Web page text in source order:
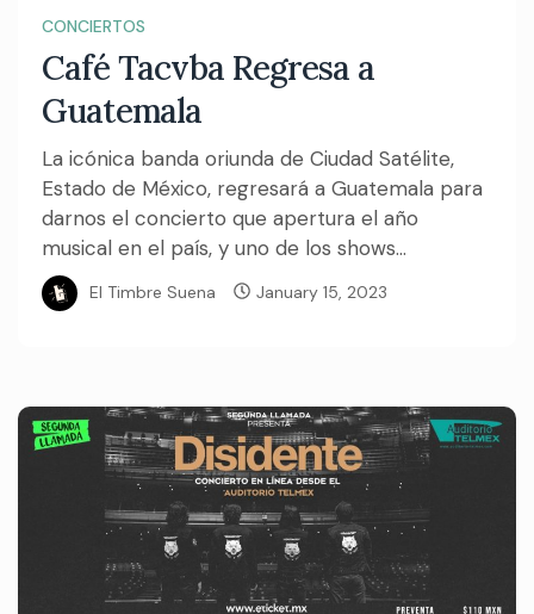
CONCIERTOS
Café Tacvba Regresa a
Guatemala
La icónica banda oriunda de Ciudad Satélite,
Estado de México, regresará a Guatemala para
darnos el concierto que apertura el año
musical en el país, y uno de los shows...
El Timbre Suena January 15, 2023